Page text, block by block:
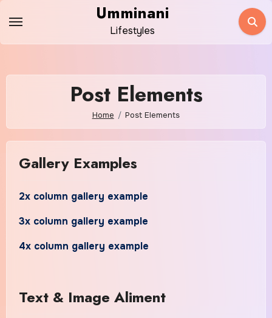
content
Umminani
Lifestyles
Post Elements
Home Post Elements
Gallery Examples
2x column gallery example
3x column gallery example
4x column gallery example
Text & Image Aliment